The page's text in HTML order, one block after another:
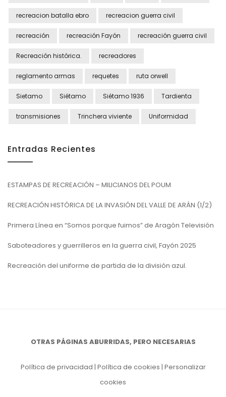
recreacion batalla ebro recreacion guerra civil
recreación recreación Fayón recreación guerra civil
Recreación histórica. recreadores
reglamento armas requetes ruta orwell
Sietamo Siétamo Siétamo 1936 Tardienta
transmisiones Trinchera viviente Uniformidad
Entradas Recientes
ESTAMPAS DE RECREACIÓN – MILICIANOS DEL POUM
RECREACIÓN HISTÓRICA DE LA INVASIÓN DEL VALLE DE ARÁN (1/2)
Primera Línea en “Somos porque fuimos” de Aragón Televisión
Saboteadores y guerrilleros en la guerra civil, Fayón 2025
Recreación del uniforme de partida de la división azul.
OTRAS PÁGINAS ABURRIDAS, PERO NECESARIAS
Política de privacidad | Política de cookies | Personalizar
cookies